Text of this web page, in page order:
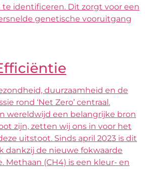
identificeren. Dit zorgt voor een
genetische vooruitgang
duurzaamheid en de
rond ‘Net Zero’ centraal.
wereldwijd een belangrijke bron
zijn, zetten wij ons in voor het
uitstoot. Sinds april 2023 is dit
dankzij de nieuwe fokwaarde
Methaan (CH4) is een kleur- en